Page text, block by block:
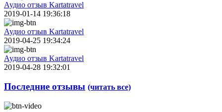
Аудио отзыв Kartatravel
2019-01-14 19:36:18
Аудио отзыв Kartatravel
2019-04-25 19:34:24
Аудио отзыв Kartatravel
2019-04-28 19:32:01
Последние отзывы (читать все)